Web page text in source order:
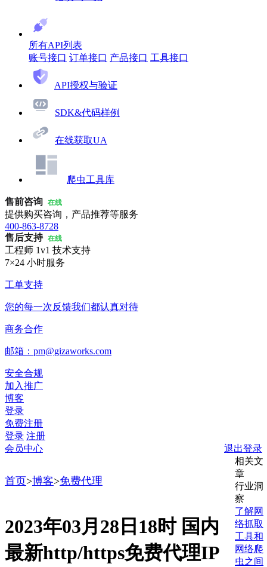
所有API列表
账号接口 订单接口 产品接口 工具接口
API授权与验证
SDK&代码样例
在线获取UA
爬虫工具库
售前咨询 在线
提供购买咨询，产品推荐等服务
400-863-8728
售后支持 在线
工程师 1v1 技术支持
7×24 小时服务
工单支持
您的每一次反馈我们都认真对待
商务合作
邮箱：pm@gizaworks.com
安全合规
加入推广
博客
登录
免费注册
登录 注册
会员中心
退出登录
首页>博客>免费代理
2023年03月28日18时 国内
最新http/https免费代理IP
相关文
章
行业洞
察
了解网
络抓取
工具和
网络爬
虫之间